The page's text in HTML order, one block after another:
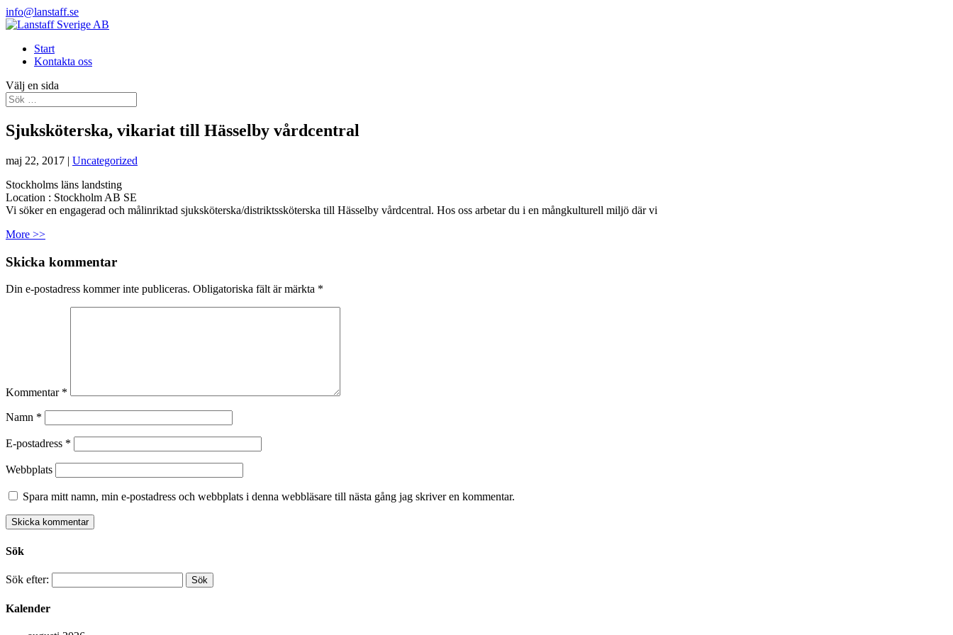
info@lanstaff.se
Start
Kontakta oss
Välj en sida
Sjuksköterska, vikariat till Hässelby vårdcentral
maj 22, 2017 | Uncategorized
Stockholms läns landsting
Location : Stockholm AB SE
Vi söker en engagerad och målinriktad sjuksköterska/distriktssköterska till Hässelby vårdcentral. Hos oss arbetar du i en mångkulturell miljö där vi
More >>
Skicka kommentar
Din e-postadress kommer inte publiceras. Obligatoriska fält är märkta *
Kommentar *
Namn *
E-postadress *
Webbplats
Spara mitt namn, min e-postadress och webbplats i denna webbläsare till nästa gång jag skriver en kommentar.
Sök
Sök efter:
Kalender